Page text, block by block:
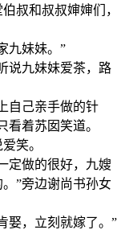
叔和叔叔婶婶们，
九妹妹。”
说九妹妹爱茶，路
自己亲手做的针
看着苏囡笑道。
笑。
定做的很好，九嫂
”旁边谢尚书孙女
娶，立刻就嫁了。”